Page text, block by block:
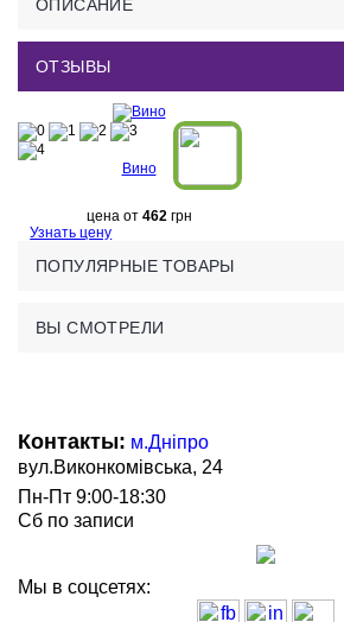
ОПИСАНИЕ
ОТЗЫВЫ
Вино
цена от 462грн
Узнать цену
ПОПУЛЯРНЫЕ ТОВАРЫ
ВЫ СМОТРЕЛИ
Контакты: м.Дніпро
вул.Виконкомівська, 24
Пн-Пт 9:00-18:30
Сб по записи
Мы в соцсетях: